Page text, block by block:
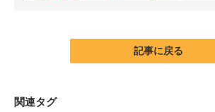
記事に戻る
関連タグ